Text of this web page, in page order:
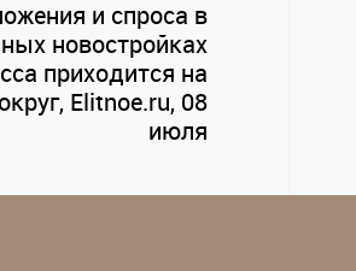
и спроса в
новостройках
приходится на
Elitnoe.ru, 08
июля